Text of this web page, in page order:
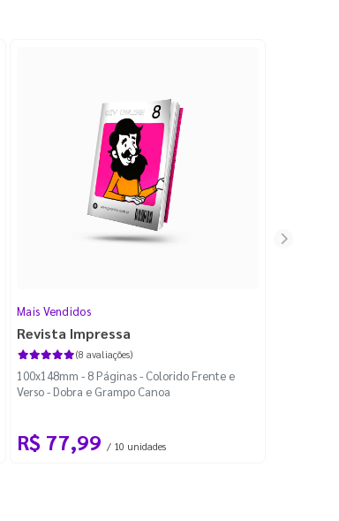
Mais Vendidos
Revista Impressa
(8 avaliações)
100x148mm - 8 Páginas - Colorido Frente e
Verso - Dobra e Grampo Canoa
R$ 77,99 / 10 unidades